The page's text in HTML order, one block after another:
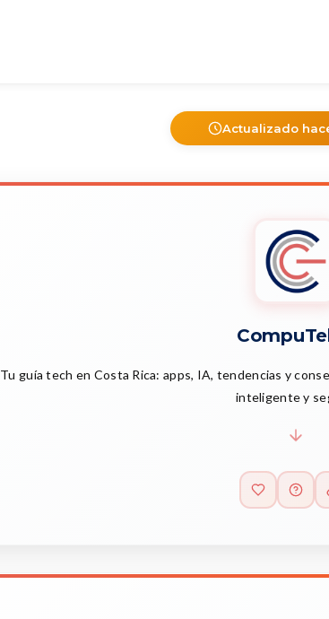
Actualizado
Tu guía tech en Costa Rica: apps, IA, tendencias y
inteligente y